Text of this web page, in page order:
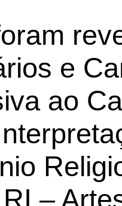
e
ao
–